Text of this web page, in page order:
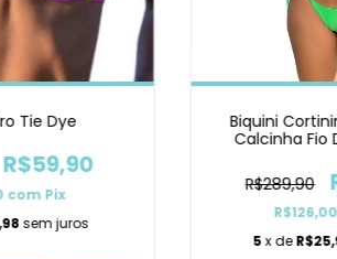
Tie Dye
R$59,90
com Pix
sem juros
Biquini
Calcinha Fio
R$289,90
5 x de